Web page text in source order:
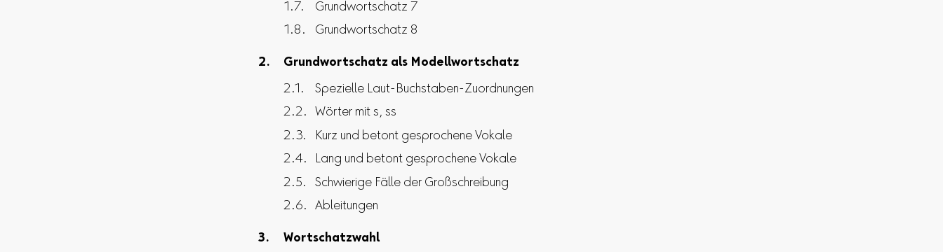
Grundwortschatz 7
Grundwortschatz 8
Grundwortschatz als Modellwortschatz
Spezielle Laut-Buchstaben-Zuordnungen
Wörter mit s, ss
Kurz und betont gesprochene Vokale
Lang und betont gesprochene Vokale
Schwierige Fälle der Großschreibung
Ableitungen
Wortschatzwahl